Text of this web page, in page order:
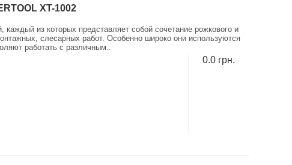
XT-1002
из которых представляет собой сочетание рожкового и
слесарных работ. Особенно широко они используются
работать с различным..
0.0 грн.